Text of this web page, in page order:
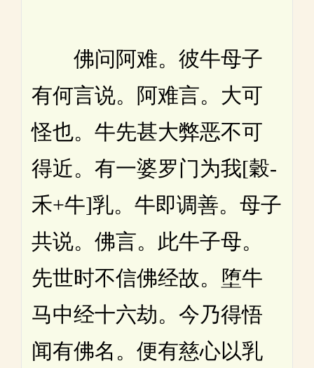
佛问阿难。彼牛母子
有何言说。阿难言。大可
怪也。牛先甚大弊恶不可
得近。有一婆罗门为我[穀-
禾+牛]乳。牛即调善。母子
共说。佛言。此牛子母。
先世时不信佛经故。堕牛
马中经十六劫。今乃得悟
闻有佛名。便有慈心以乳